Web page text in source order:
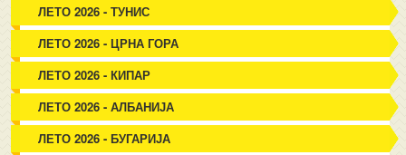
ЛЕТО 2026 - ТУНИС
ЛЕТО 2026 - ЦРНА ГОРА
ЛЕТО 2026 - КИПАР
ЛЕТО 2026 - АЛБАНИЈА
ЛЕТО 2026 - БУГАРИЈА